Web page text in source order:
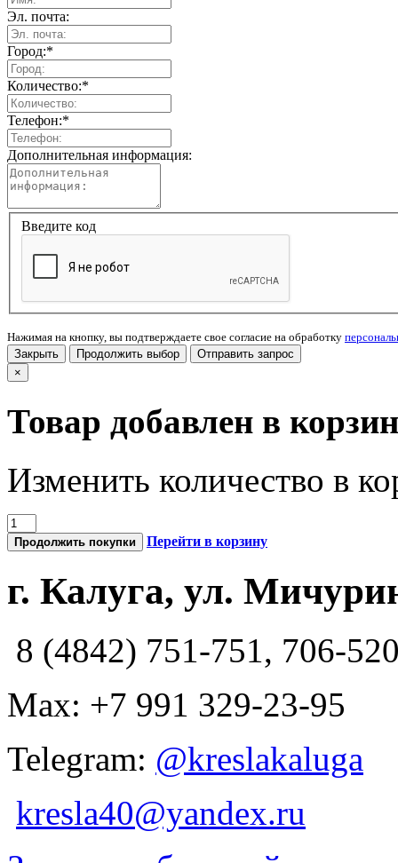
Эл. почта:
Город:*
Количество:*
Телефон:*
Дополнительная информация:
Введите код
Нажимая на кнопку, вы подтверждаете свое согласие на обработку
Закрыть
Продолжить выбор
Отправить запрос
×
Товар добавлен в
Изменить количество в
Продолжить покупки Перейти в корзину
г. Калуга, ул.
8 (4842) 751-751, 706-
Max: +7 991 329-23-95
Telegram: @kreslakaluga
kresla40@yandex.ru